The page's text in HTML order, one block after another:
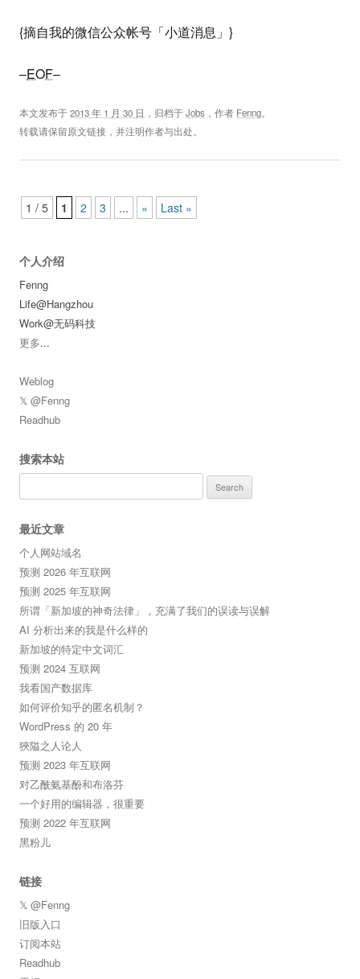
{摘自我的微信公众帐号「小道消息」}
–EOF–
本文发布于2013 年 1 月 30 日 ，归档于Jobs ，作者 Fenng。
转载请保留原文链接，并注明作者与出处。
Post navigation
1 / 5 1 2 3 ... » Last »
个人介绍
Fenng
Life@Hangzhou
Work@无码科技
更多...
Weblog
𝕏 @Fenng
Readhub
搜索本站
for:
最近文章
个人网站域名
预测 2026 年互联网
预测 2025 年互联网
所谓「新加坡的神奇法律」，充满了我们的误读与误解
AI 分析出来的我是什么样的
新加坡的特定中文词汇
预测 2024 互联网
我看国产数据库
如何评价知乎的匿名机制？
WordPress 的 20 年
狹隘之人论人
预测 2023 年互联网
对乙酰氨基酚和布洛芬
一个好用的编辑器，很重要
预测 2022 年互联网
黑粉儿
链接
𝕏 @Fenng
旧版入口
订阅本站
Readhub